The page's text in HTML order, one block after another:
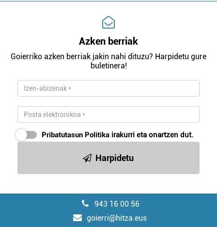
Azken berriak
Goierriko azken berriak jakin nahi dituzu? Harpidetu gure
buletinera!
Pribatutasun Politika irakurri eta onartzen dut.
Harpidetu
943 16 00 56
goierri@hitza.eus